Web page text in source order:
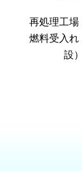
再処理工場
燃料受入れ
設